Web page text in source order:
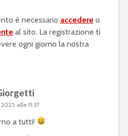
è necessario accedere o
al sito. La registrazione ti
ogni giorno la nostra
alle 11:37
a tutti!